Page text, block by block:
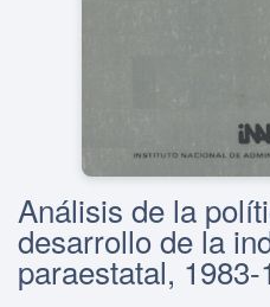
Análisis de la
desarrollo de la
paraestatal, 1983-